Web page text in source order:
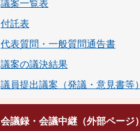
議案一覧表
付託表
代表質問・一般質問通告書
議案の議決結果
議員提出議案（発議・意見書等）
会議録・会議中継（外部ページ）